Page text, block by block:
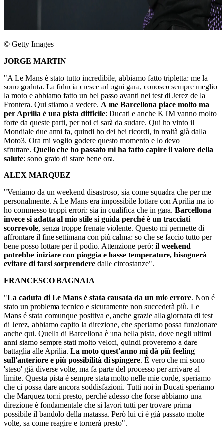
© Getty Images
JORGE MARTIN
"A Le Mans è stato tutto incredibile, abbiamo fatto tripletta: me la
sono goduta. La fiducia cresce ad ogni gara, conosco sempre meglio
la moto e abbiamo fatto un bel passo avanti nei test di Jerez de la
Frontera. Qui stiamo a vedere. A me Barcellona piace molto ma
per Aprilia è una pista difficile: Ducati e anche KTM vanno molto
forte da queste parti, per noi ci sarà da sudare. Qui ho vinto il
Mondiale due anni fa, quindi ho dei bei ricordi, in realtà già dalla
Moto3. Ora mi voglio godere questo momento e lo devo
sfruttare. Quello che ho passato mi ha fatto capire il valore della
salute: sono grato di stare bene ora.
ALEX MARQUEZ
"Veniamo da un weekend disastroso, sia come squadra che per me
personalmente. A Le Mans era impossibile lottare con Aprilia ma io
ho commesso troppi errori: sia in qualifica che in gara. Barcellona
invece si adatta al mio stile si guida perché è un tracciati
scorrevole, senza troppe frenate violente. Questo mi permette di
affrontare il fine settimana con più calma: so che se faccio tutto per
bene posso lottare per il podio. Attenzione però: il weekend
potrebbe iniziare con pioggia e basse temperature, bisognerà
evitare di farsi sorprendere dalle circostanze".
FRANCESCO BAGNAIA
"La caduta di Le Mans é stata causata da un mio errore. Non é
stato un problema tecnico e sicuramente non succederà più. Le
Mans é stata comunque positiva e, anche grazie alla giornata di test
di Jerez, abbiamo capito la direzione, che speriamo possa funzionare
anche qui. Quella di Barcellona è una bella pista, dove negli ultimi
anni siamo sempre stati molto veloci, quindi proveremo a dare
battaglia alle Aprilia. La moto quest'anno mi dà più feeling
sull'anteriore e più possibilità di spingere. È vero che mi sono
'steso' già diverse volte, ma fa parte del processo per arrivare al
limite. Questa pista é sempre stata molto nelle mie corde, speriamo
che ci possa dare ancora soddisfazioni. Tutti noi in Ducati speriamo
che Marquez torni presto, perché adesso che forse abbiamo una
direzione è fondamentale che si lavori tutti per trovare prima
possibile il bandolo della matassa. Però lui ci è già passato molte
volte, sa come reagire e tornerà presto".